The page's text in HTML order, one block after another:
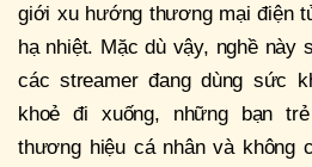
giới xu hướng thương mại điện
hạ nhiệt. Mặc dù vậy, nghề này
các streamer đang dùng sức
khoẻ đi xuống, những bạn
thương hiệu cá nhân và không